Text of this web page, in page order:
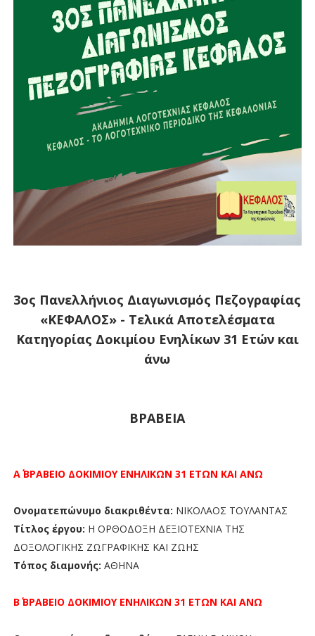
3ος Πανελλήνιος Διαγωνισμός Πεζογραφίας
«ΚΕΦΑΛΟΣ» - Τελικά Αποτελέσματα
Κατηγορίας Δοκιμίου Ενηλίκων 31 Ετών και
άνω
ΒΡΑΒΕΙΑ
Α΄ ΒΡΑΒΕΙΟ ΔΟΚΙΜΙΟΥ ΕΝΗΛΙΚΩΝ 31 ΕΤΩΝ ΚΑΙ ΑΝΩ
Ονοματεπώνυμο διακριθέντα: ΝΙΚΟΛΑΟΣ ΤΟΥΛΑΝΤΑΣ
Τίτλος έργου: Η ΟΡΘΟΔΟΞΗ ΔΕΞΙΟΤΕΧΝΙΑ ΤΗΣ
ΔΟΞΟΛΟΓΙΚΗΣ ΖΩΓΡΑΦΙΚΗΣ ΚΑΙ ΖΩΗΣ
Τόπος διαμονής: ΑΘΗΝΑ
Β΄ ΒΡΑΒΕΙΟ ΔΟΚΙΜΙΟΥ ΕΝΗΛΙΚΩΝ 31 ΕΤΩΝ ΚΑΙ ΑΝΩ